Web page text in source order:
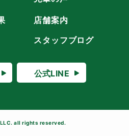
TOP
店舗案内
スタッフブログ
公式LINE
all rights reserved.